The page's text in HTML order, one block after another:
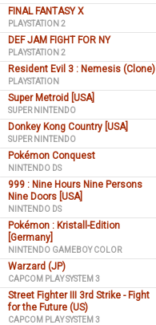
FINAL FANTASY X
PLAYSTATION 2
DEF JAM FIGHT FOR NY
PLAYSTATION 2
Resident Evil 3 : Nemesis (Clone)
PLAYSTATION
Super Metroid [USA]
SUPER NINTENDO
Donkey Kong Country [USA]
SUPER NINTENDO
Pokémon Conquest
NINTENDO DS
999 : Nine Hours Nine Persons
Nine Doors [USA]
NINTENDO DS
Pokémon : Kristall-Edition
[Germany]
NINTENDO GAMEBOY COLOR
Warzard (JP)
CAPCOM PLAY SYSTEM 3
Street Fighter III 3rd Strike - Fight
for the Future (US)
CAPCOM PLAY SYSTEM 3